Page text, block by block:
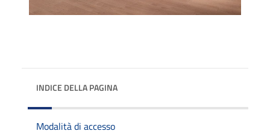
INDICE DELLA PAGINA
Modalità di accesso